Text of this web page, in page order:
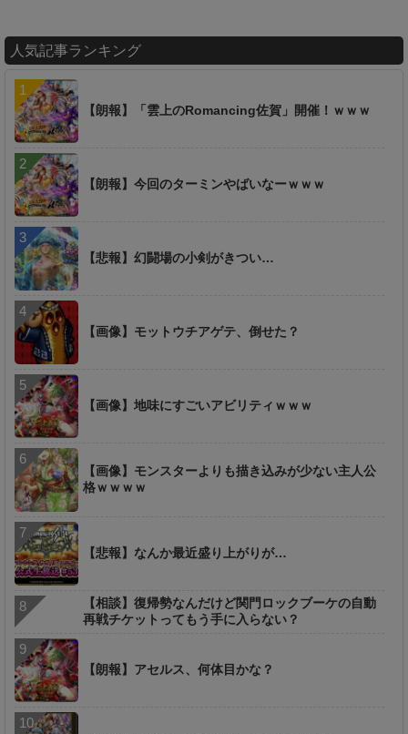
人気記事ランキング
【朗報】「雲上のRomancing佐賀」開催！ｗｗｗ
【朗報】今回のターミンやばいなーｗｗｗ
【悲報】幻闘場の小剣がきつい…
【画像】モットウチアゲテ、倒せた？
【画像】地味にすごいアビリティｗｗｗ
【画像】モンスターよりも描き込みが少ない主人公
格ｗｗｗｗ
【悲報】なんか最近盛り上がりが…
【相談】復帰勢なんだけど関門ロックブーケの自動
再戦チケットってもう手に入らない？
【朗報】アセルス、何体目かな？